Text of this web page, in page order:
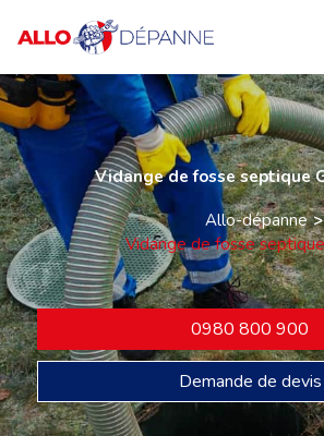
Vidange de fosse septique
Allo-dépanne
Vidange de fosse
0980 800 900
Demande de devis